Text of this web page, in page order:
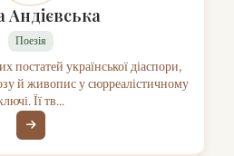
Поезія
постатей української діаспори,
й живопис у сюрреалістичному
Її тв...